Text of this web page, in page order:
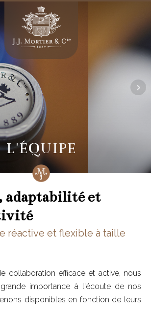
L'ÉQUIPE
adaptabilité et
réactive et flexible à taille
collaboration efficace et active, nous
importance à l'écoute de nos
disponibles en fonction de leurs